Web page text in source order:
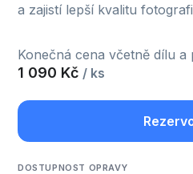
a zajistí lepší kvalitu
Konečná cena včetně dílu a
1 090 Kč / ks
DOSTUPNOST OPRAVY